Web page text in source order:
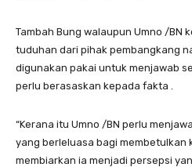
Tambah Bung walaupun Umno /BN
tuduhan dari pihak pembangkang
digunakan pakai untuk menjawab
perlu berasaskan kepada fakta .
“Kerana itu Umno /BN perlu
yang berleluasa bagi membetulkan
membiarkan ia menjadi persepsi